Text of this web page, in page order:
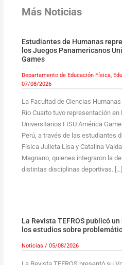
Más Noticias
Estudiantes de Humanas
los Juegos Panamericanos
Games
Departamento de Educación Física,
07/08/2026
La Facultad de Ciencias
Río Cuarto tuvo representación
Universitarios FISU América
Perú, a través de las estudiantes
Física Julieta Lisa y Catalina
Magnano, quienes integraron la
distintas disciplinas deportivas. […]
La Revista TEFROS publicó
los estudios sobre
Noticias / 05/08/2026